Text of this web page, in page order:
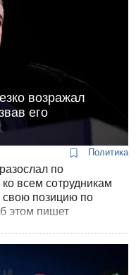
возражал
его
Политика
по
всем сотрудникам
свою позицию по
этом пишет